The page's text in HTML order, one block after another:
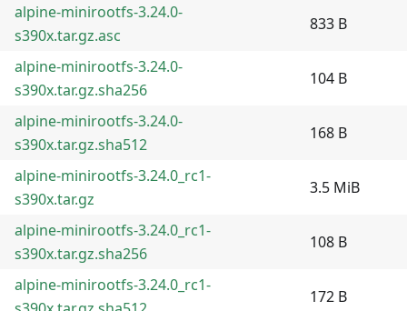
alpine-minirootfs-3.24.0-
s390x.tar.gz.asc
833 B
alpine-minirootfs-3.24.0-
s390x.tar.gz.sha256
104 B
alpine-minirootfs-3.24.0-
s390x.tar.gz.sha512
168 B
alpine-minirootfs-3.24.0_rc1-
s390x.tar.gz
3.5 MiB
alpine-minirootfs-3.24.0_rc1-
s390x.tar.gz.sha256
108 B
alpine-minirootfs-3.24.0_rc1-
172 B